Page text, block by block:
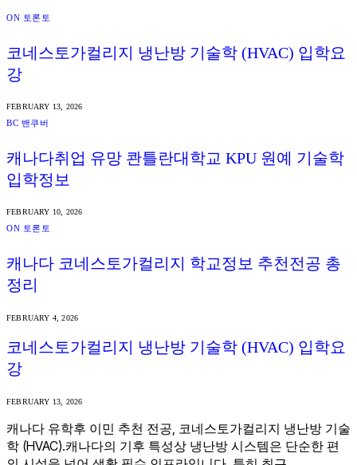
ON 토론토
코네스토가컬리지 냉난방 기술학 (HVAC) 입학요
강
FEBRUARY 13, 2026
BC 밴쿠버
캐나다취업 유망 콴틀란대학교 KPU 원예 기술학
입학정보
FEBRUARY 10, 2026
ON 토론토
캐나다 코네스토가컬리지 학교정보 추천전공 총
정리
FEBRUARY 4, 2026
코네스토가컬리지 냉난방 기술학 (HVAC) 입학요
강
FEBRUARY 13, 2026
캐나다 유학후 이민 추천 전공, 코네스토가컬리지 냉난방 기술
학 (HVAC).캐나다의 기후 특성상 냉난방 시스템은 단순한 편